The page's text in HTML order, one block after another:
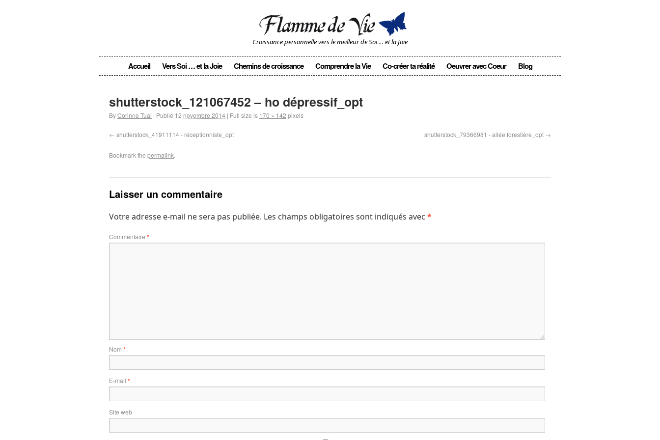
Croissance personnelle vers le meilleur de Soi … et la Joie
Accueil Vers Soi … et la Joie Chemins de croissance Comprendre la Vie Co-créer ta réalité Oeuvrer avec Coeur Blog
shutterstock_121067452 – ho dépressif_opt
ByCorinne Tual | Publié 12 novembre 2014 | Full size is 170 × 142 pixels
shutterstock_41911114 - réceptionniste_opt shutterstock_79366981 - allée forestière_opt
Bookmark the permalink.
Laisser un commentaire
Votre adresse e-mail ne sera pas publiée. Les champs obligatoires sont indiqués avec *
Commentaire *
Nom *
E-mail *
Site web